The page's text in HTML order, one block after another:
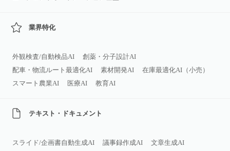
業界特化
外観検査/自動検品AI
創薬・分子設計AI
配車・物流ルート最適化AI
素材開発AI
在庫最適化AI（小売）
スマート農業AI
医療AI 教育AI
テキスト・ドキュメント
スライド/企画書自動生成AI 議事録作成AI
文章生成AI